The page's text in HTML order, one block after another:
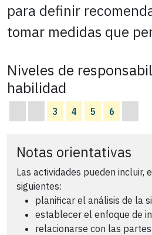
para definir
tomar medidas que
Niveles de
habilidad
3 4 5 6
Notas orientativas
Las actividades pueden incluir,
siguientes:
planificar el análisis de la
establecer el enfoque de
relacionarse con las